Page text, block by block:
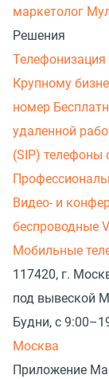
маркетолог
Решения
Крупному
номер
удаленной
(SIP) телефоны
Видео- и
беспроводные
Мобильные
117420, г.
под вывеской
Будни, с
Москва
Приложение